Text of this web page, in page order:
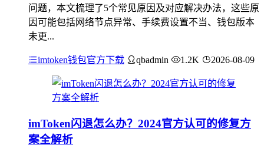
问题，本文梳理了5个常见原因及对应解决办法，这些原
因可能包括网络节点异常、手续费设置不当、钱包版本
未更...
imtoken钱包官方下载 qbadmin 1.2K 2026-08-09
imToken闪退怎么办？2024官方认可的修复方
案全解析